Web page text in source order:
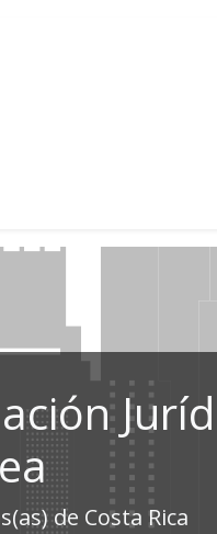
de Costa Rica